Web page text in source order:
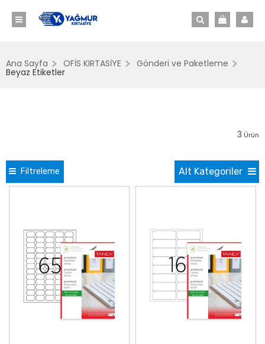
Ana Sayfa OFİS KIRTASİYE Gönderi ve Paketleme
Beyaz Etiketler
3 Ürün
Filtreleme Alt Kategoriler